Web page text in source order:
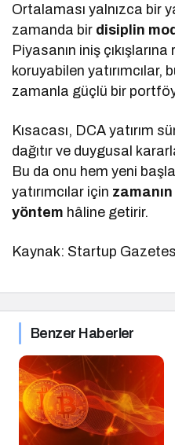
Ortalaması yalnızca bir
zamanda bir disiplin
Piyasanın iniş çıkışlarına
koruyabilen
zamanla güçlü bir
Kısacası, DCA yatırım
dağıtır ve duygusal
Bu da onu hem yeni
yatırımcılar için
yöntem hâline getirir.
Kaynak: Startup
Benzer Haberler